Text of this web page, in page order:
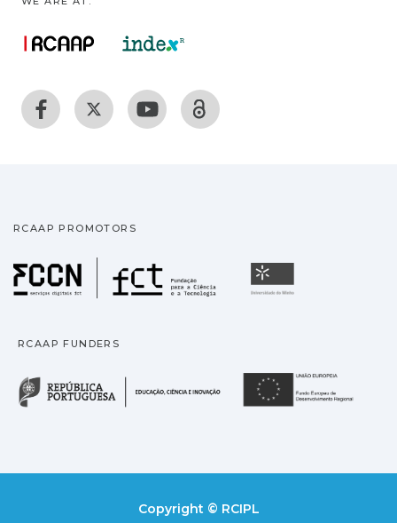
RCAAP PROMOTORS
Fundação para a
RCAAP FUNDERS
República Portuguesa
Copyright © RCIPL